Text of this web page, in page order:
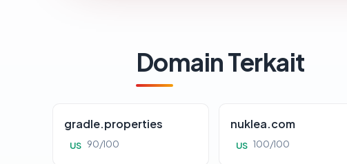
Domain Terkait
gradle.properties
US 90/100
nuklea.com
US 100/100